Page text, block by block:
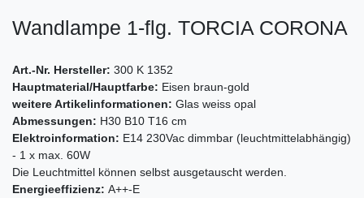
Wandlampe 1-flg. TORCIA CORONA
Art.-Nr. Hersteller: 300 K 1352
Hauptmaterial/Hauptfarbe: Eisen braun-gold
weitere Artikelinformationen: Glas weiss opal
Abmessungen: H30 B10 T16 cm
Elektroinformation: E14 230Vac dimmbar (leuchtmittelabhängig)
- 1 x max. 60W
Die Leuchtmittel können selbst ausgetauscht werden.
Energieeffizienz: A++-E